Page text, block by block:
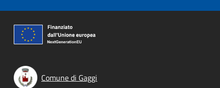
Comune di Gaggi